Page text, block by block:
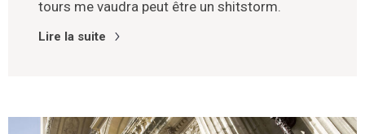
tours me vaudra peut être un shitstorm.
Lire la suite